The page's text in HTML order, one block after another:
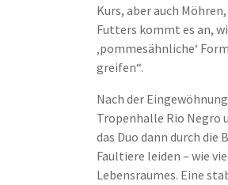
Kurs, aber auch
Futters kommt es an,
‚pommesähnliche‘
greifen“.
Nach der
Tropenhalle Rio Negro
das Duo dann durch
Faultiere leiden – wie
Lebensraumes. Eine